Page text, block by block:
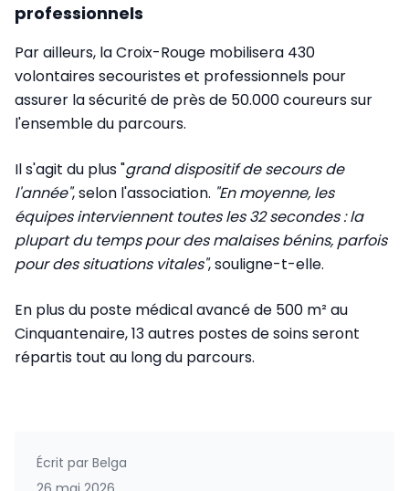
professionnels
Par ailleurs, la Croix-Rouge mobilisera 430
volontaires secouristes et professionnels pour
assurer la sécurité de près de 50.000 coureurs sur
l'ensemble du parcours.
Il s'agit du plus "grand dispositif de secours de
l'année", selon l'association. "En moyenne, les
équipes interviennent toutes les 32 secondes : la
plupart du temps pour des malaises bénins, parfois
pour des situations vitales", souligne-t-elle.
En plus du poste médical avancé de 500 m² au
Cinquantenaire, 13 autres postes de soins seront
répartis tout au long du parcours.
Écrit par Belga